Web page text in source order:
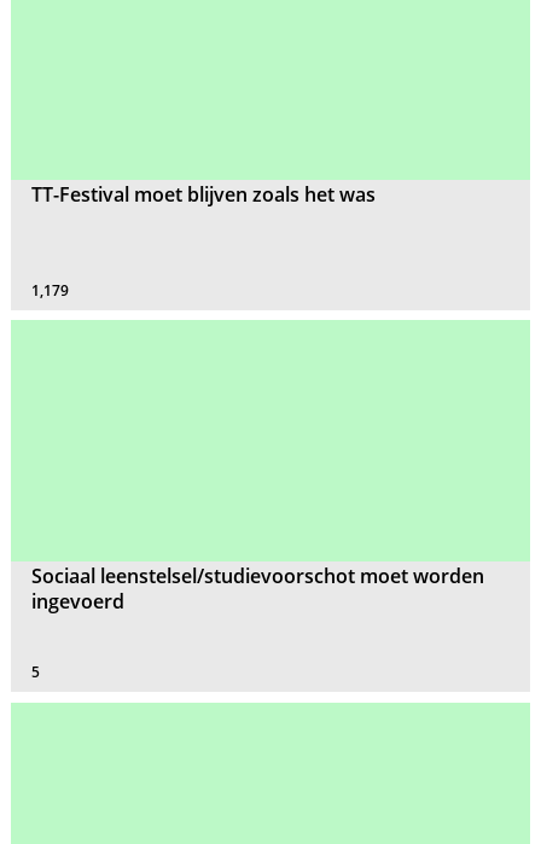
TT-Festival moet blijven zoals het was
1,179
Sociaal leenstelsel/studievoorschot moet worden
ingevoerd
5